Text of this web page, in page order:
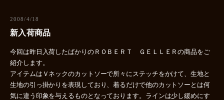
プ
2008/4/18
新入荷商品
今回は昨日入荷したばかりのＲＯＢＥＲＴ ＧＥＬＬＥＲの商品をご
紹介します。
アイテムはＶネックのカットソーで所々にステッチをかけて、生地と
生地の引っ掛かりを表現しており、着るだけで他のカットソーとは何
気に違う印象を与えるものとなっております。ラインは少し緩めにす